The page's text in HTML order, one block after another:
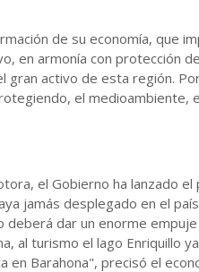
de su economía, que
en armonía con protección
gran activo de esta región.
el medioambiente,
el Gobierno ha lanzado
jamás desplegado en el
dar un enorme empuje
al turismo el lago Enriquillo
en Barahona", precisó el